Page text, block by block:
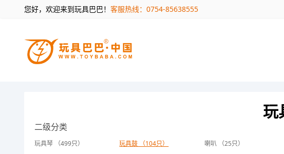
您好，欢迎来到玩具巴巴！ 客服热线：0754-85638555
玩
二级分类
玩具琴 （499只） 玩具鼓 （104只） 喇叭 （25只）